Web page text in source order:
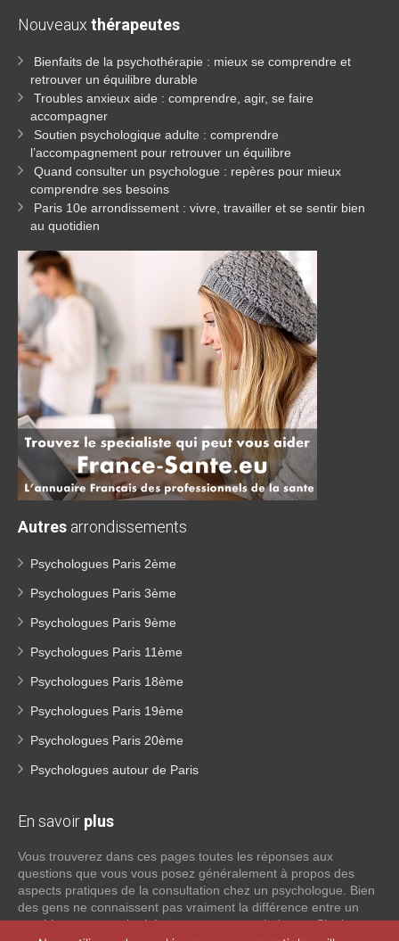
Nouveaux thérapeutes
Bienfaits de la psychothérapie : mieux se comprendre et
retrouver un équilibre durable
Troubles anxieux aide : comprendre, agir, se faire
accompagner
Soutien psychologique adulte : comprendre
l’accompagnement pour retrouver un équilibre
Quand consulter un psychologue : repères pour mieux
comprendre ses besoins
Paris 10e arrondissement : vivre, travailler et se sentir bien
au quotidien
Autres arrondissements
Psychologues Paris 2ème
Psychologues Paris 3ème
Psychologues Paris 9ème
Psychologues Paris 11ème
Psychologues Paris 18ème
Psychologues Paris 19ème
Psychologues Paris 20ème
Psychologues autour de Paris
En savoir plus
Vous trouverez dans ces pages toutes les réponses aux
questions que vous vous posez généralement à propos des
aspects pratiques de la consultation chez un psychologue. Bien
des gens ne connaissent pas vraiment la différence entre un
psychiatre, un psychothérapeute et un psychologue. Si tel est